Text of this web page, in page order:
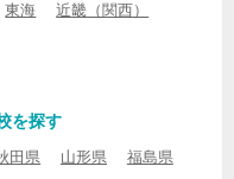
東海 近畿（関西）
を探す
田県 山形県 福島県